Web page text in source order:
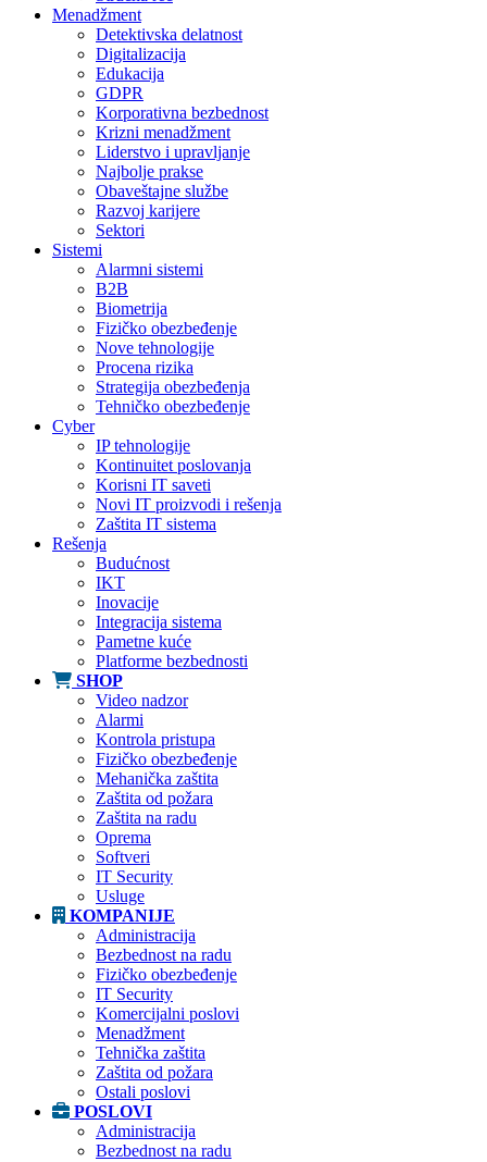
Menadžment
Detektivska delatnost
Digitalizacija
Edukacija
GDPR
Korporativna bezbednost
Krizni menadžment
Liderstvo i upravljanje
Najbolje prakse
Obaveštajne službe
Razvoj karijere
Sektori
Sistemi
Alarmni sistemi
B2B
Biometrija
Fizičko obezbeđenje
Nove tehnologije
Procena rizika
Strategija obezbeđenja
Tehničko obezbeđenje
Cyber
IP tehnologije
Kontinuitet poslovanja
Korisni IT saveti
Novi IT proizvodi i rešenja
Zaštita IT sistema
Rešenja
Budućnost
IKT
Inovacije
Integracija sistema
Pametne kuće
Platforme bezbednosti
SHOP
Video nadzor
Alarmi
Kontrola pristupa
Fizičko obezbeđenje
Mehanička zaštita
Zaštita od požara
Zaštita na radu
Oprema
Softveri
IT Security
Usluge
KOMPANIJE
Administracija
Bezbednost na radu
Fizičko obezbeđenje
IT Security
Komercijalni poslovi
Menadžment
Tehnička zaštita
Zaštita od požara
Ostali poslovi
POSLOVI
Administracija
Bezbednost na radu